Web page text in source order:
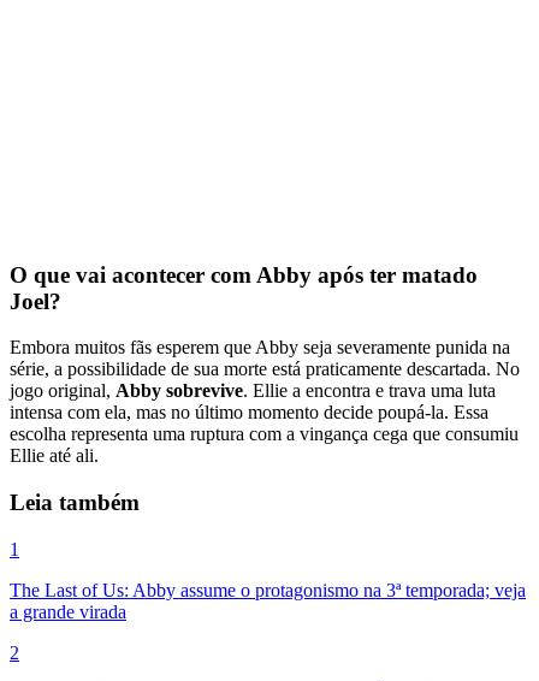
O que vai acontecer com Abby após ter matado
Joel?
Embora muitos fãs esperem que Abby seja severamente punida na
série, a possibilidade de sua morte está praticamente descartada. No
jogo original, Abby sobrevive. Ellie a encontra e trava uma luta
intensa com ela, mas no último momento decide poupá-la. Essa
escolha representa uma ruptura com a vingança cega que consumiu
Ellie até ali.
Leia também
1
The Last of Us: Abby assume o protagonismo na 3ª temporada; veja
a grande virada
2